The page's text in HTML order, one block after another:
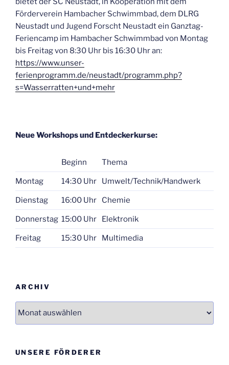
Förderverein Hambacher Schwimmbad, dem DLRG
Neustadt und Jugend Forscht Neustadt ein Ganztag-
Feriencamp im Hambacher Schwimmbad von Montag
bis Freitag von 8:30 Uhr bis 16:30 Uhr an:
https://www.unser-
ferienprogramm.de/neustadt/programm.php?
s=Wasserratten+und+mehr
Neue Workshops und Entdeckerkurse:
Beginn Thema
Montag 14:30 Uhr Umwelt/Technik/Handwerk
Dienstag 16:00 Uhr Chemie
Donnerstag 15:00 Uhr Elektronik
Freitag 15:30 Uhr Multimedia
ARCHIV
Archiv
UNSERE FÖRDERER